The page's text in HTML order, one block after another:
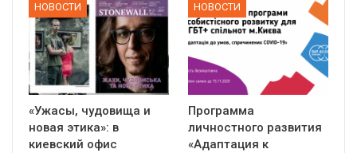
НОВОСТИ
«Ужасы, чудовища и
новая этика»: в
киевский офис
НОВОСТИ
Программа
личностного развития
«Адаптация к